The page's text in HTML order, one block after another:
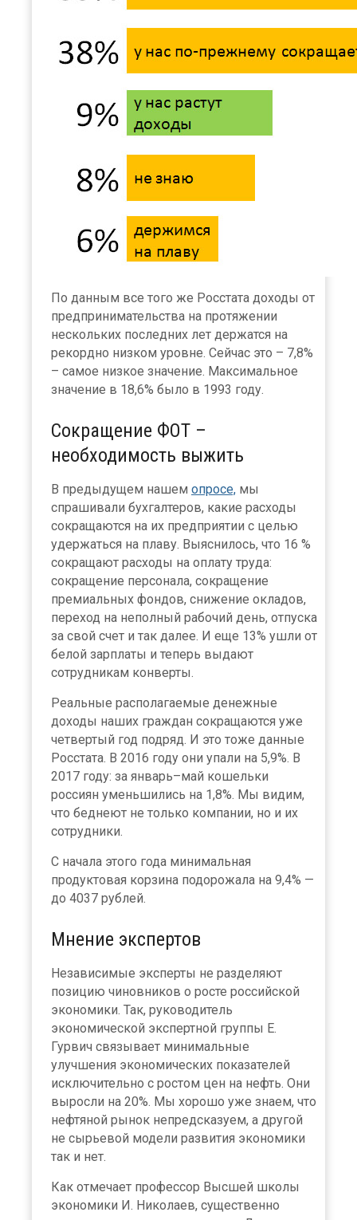
По данным все того же Росстата доходы от
предпринимательства на протяжении
нескольких последних лет держатся на
рекордно низком уровне. Сейчас это – 7,8%
– самое низкое значение. Максимальное
значение в 18,6% было в 1993 году.
Сокращение ФОТ –
необходимость выжить
В предыдущем нашем опросе, мы
спрашивали бухгалтеров, какие расходы
сокращаются на их предприятии с целью
удержаться на плаву. Выяснилось, что 16 %
сокращают расходы на оплату труда:
сокращение персонала, сокращение
премиальных фондов, снижение окладов,
переход на неполный рабочий день, отпуска
за свой счет и так далее. И еще 13% ушли от
белой зарплаты и теперь выдают
сотрудникам конверты.
Реальные располагаемые денежные
доходы наших граждан сокращаются уже
четвертый год подряд. И это тоже данные
Росстата. В 2016 году они упали на 5,9%. В
2017 году: за январь–май кошельки
россиян уменьшились на 1,8%. Мы видим,
что беднеют не только компании, но и их
сотрудники.
С начала этого года минимальная
продуктовая корзина подорожала на 9,4% —
до 4037 рублей.
Мнение экспертов
Независимые эксперты не разделяют
позицию чиновников о росте российской
экономики. Так, руководитель
экономической экспертной группы Е.
Гурвич связывает минимальные
улучшения экономических показателей
исключительно с ростом цен на нефть. Они
выросли на 20%. Мы хорошо уже знаем, что
нефтяной рынок непредсказуем, а другой
не сырьевой модели развития экономики
так и нет.
Как отмечает профессор Высшей школы
экономики И. Николаев, существенно